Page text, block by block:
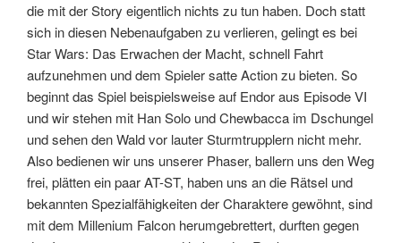
die mit der Story eigentlich nichts zu tun haben. Doch statt
sich in diesen Nebenaufgaben zu verlieren, gelingt es bei
Star Wars: Das Erwachen der Macht, schnell Fahrt
aufzunehmen und dem Spieler satte Action zu bieten. So
beginnt das Spiel beispielsweise auf Endor aus Episode VI
und wir stehen mit Han Solo und Chewbacca im Dschungel
und sehen den Wald vor lauter Sturmtrupplern nicht mehr.
Also bedienen wir uns unserer Phaser, ballern uns den Weg
frei, plätten ein paar AT-ST, haben uns an die Rätsel und
bekannten Spezialfähigkeiten der Charaktere gewöhnt, sind
mit dem Millenium Falcon herumgebrettert, durften gegen